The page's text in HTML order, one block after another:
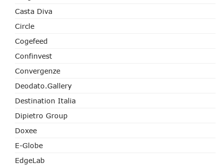
Casta Diva
Circle
Cogefeed
Confinvest
Convergenze
Deodato.Gallery
Destination Italia
Dipietro Group
Doxee
E-Globe
EdgeLab